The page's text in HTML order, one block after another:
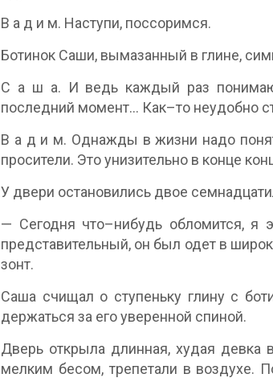
В а д и м. Наступи, поссоримся.
Ботинок Саши, вымазанный в глине,
С а ш а. И ведь каждый раз
последний момент… Как–то неудобно
В а д и м. Однажды в жизни надо
просители. Это унизительно в конце
У двери остановились двое
— Сегодня что–нибудь обломится, я
представительный, он был одет в
зонт.
Саша счищал о ступеньку глину с
держаться за его уверенной спиной.
Дверь открыла длинная, худая
мелким бесом, трепетали в воздухе.